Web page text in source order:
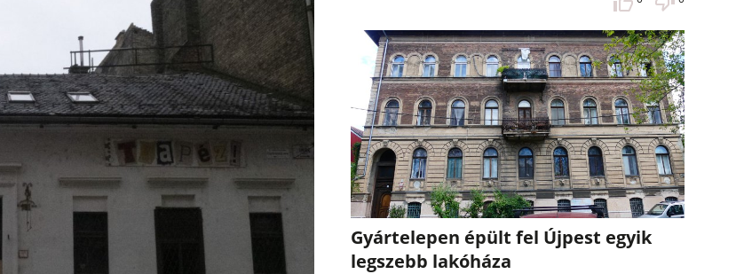
Gyártelepen épült fel Újpest egyik
legszebb lakóháza